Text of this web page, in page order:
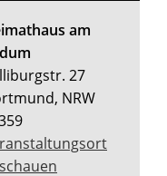
am
27
, NRW